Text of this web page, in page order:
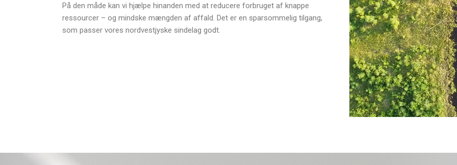
På den måde kan vi hjælpe hinanden med at reducere forbruget af knappe
ressourcer – og mindske mængden af affald. Det er en sparsommelig tilgang,
som passer vores nordvestjyske sindelag godt.